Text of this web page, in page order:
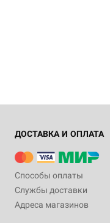
ДОСТАВКА И ОПЛАТА
Способы оплаты
Службы доставки
Адреса магазинов